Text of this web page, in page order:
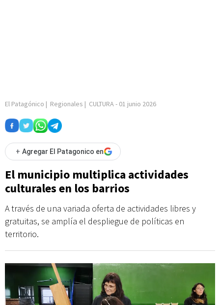
El Patagónico | Regionales | CULTURA- 01 junio 2026
+ Agregar El Patagonico en
El municipio multiplica actividades
culturales en los barrios
A través de una variada oferta de actividades libres y
gratuitas, se amplía el despliegue de políticas en
territorio.